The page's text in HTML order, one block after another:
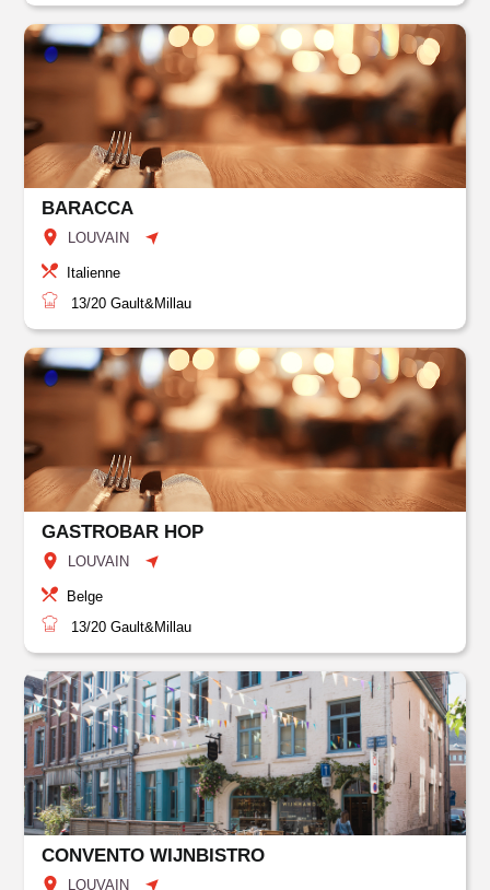
BARACCA
LOUVAIN
Italienne
13/20 Gault&Millau
GASTROBAR HOP
LOUVAIN
Belge
13/20 Gault&Millau
CONVENTO WIJNBISTRO
LOUVAIN